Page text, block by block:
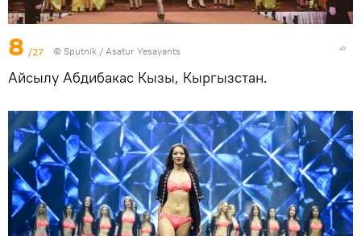
8 /27 © Sputnik / Asatur Yesayants
Айсылу Абдибакас Кызы, Кыргызстан.